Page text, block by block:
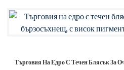
Търговия На Едро С Течен Блясък За